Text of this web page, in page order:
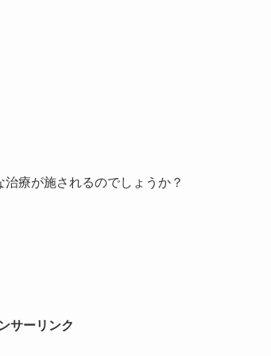
療が施されるのでしょうか？
サーリンク